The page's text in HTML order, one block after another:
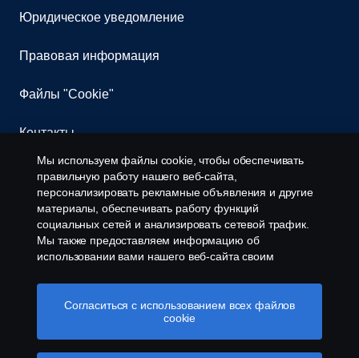
Юридическое уведомление
Правовая информация
Файлы "Cookie"
Контакты
Информирование о нарушениях
Настройки Cookie
© Copyright Scania 2016-2026. Все права
Мы используем файлы cookie, чтобы обеспечивать
правильную работу нашего веб-сайта,
персонализировать рекламные объявления и другие
материалы, обеспечивать работу функций
социальных сетей и анализировать сетевой трафик.
Мы также предоставляем информацию об
использовании вами нашего веб-сайта своим
аналитическим системам.
Согласиться с использованием всех файлов
cookie